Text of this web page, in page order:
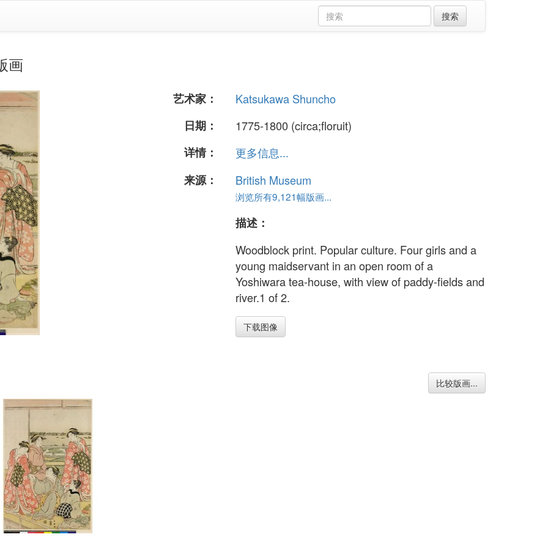
画
艺术家：
Katsukawa Shuncho
日期：
1775-1800 (circa;floruit)
详情：
更多信息...
来源：
British Museum
浏览所有9,121幅版画...
描述：
Woodblock print. Popular culture. Four girls and a
young maidservant in an open room of a
Yoshiwara tea-house, with view of paddy-fields and
river.1 of 2.
下载图像
比较版画...